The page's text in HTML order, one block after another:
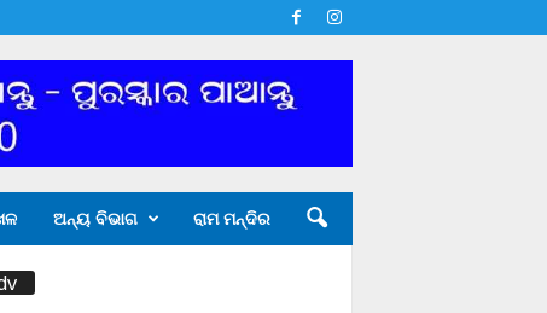
ଅନ୍ୟ ବିଭାଗ ରାମ ମନ୍ଦିର